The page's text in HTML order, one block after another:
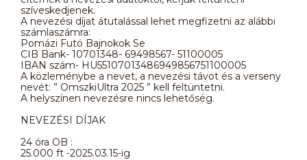
szíveskedjenek.
A nevezési díjat átutalással lehet megfizetni az alábbi
számlaszámra:
Pomázi Futó Bajnokok Se
CIB Bank- 10701348- 69498567- 51100005
IBAN szám- HU55107013486949856751100005
A közleménybe a nevet, a nevezési távot és a verseny
nevét: ” OmszkiUltra 2025 ” kell feltüntetni.
A helyszínen nevezésre nincs lehetőség.
NEVEZÉSI DÍJAK
24 óra OB :
25.000 ft -2025.03.15-ig